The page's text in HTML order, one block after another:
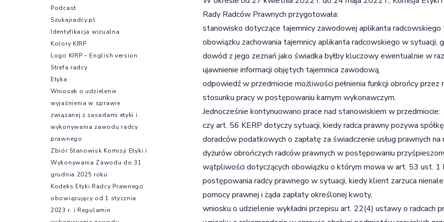
Rady Radców Prawnych przygotowała:
stanowisko dotyczące tajemnicy zawodowej aplikanta
obowiązku zachowania tajemnicy aplikanta radcowskiego w
dowód z jego zeznań jako świadka byłby kluczowy ewentualnie w
ujawnienie informacji objętych tajemnica zawodową,
odpowiedź w przedmiocie możliwości pełnienia funkcji obrońcy
stosunku pracy w postępowaniu karnym wykonawczym.
Jednocześnie kontynuowano prace nad stanowiskiem w przedmiocie:
czy art. 56 KERP dotyczy sytuacji, kiedy radca prawny pozywa
doradców podatkowych o zapłatę za świadczenie usług prawnych
dyżurów obrończych radców prawnych w postępowaniu
wątpliwości dotyczących obowiązku o którym mowa w art. 53 ust. 1
postępowania radcy prawnego w sytuacji, kiedy klient zarzuca
pomocy prawnej i żąda zapłaty określonej kwoty,
wniosku o udzielenie wykładni przepisu art. 22(4) ustawy o radcach
Podcast
Szukajradcy.pl
Identyfikacja wizualna
Kolory KIRP
Logo KIRP – English version
Strefa radcy
Etyka
Wniosek o udzielenie
wyjaśnienia w sprawie
związanej z zasadami etyki i
wykonywania zawodu radcy
prawnego
Zbiór Stanowisk Komisji Etyki i
Wykonywania Zawodu do 31
grudnia 2025 roku
Kodeks Etyki Radcy Prawnego
obowiązujący od 1 stycznia
2023 r. i Regulamin